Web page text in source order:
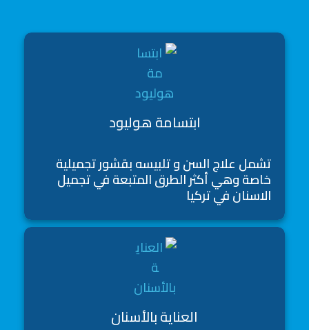
ابتسامة هوليود
تشمل علاج السن و تلبيسه بقشور تجميلية
خاصة وهي أكثر الطرق المتبعة في تجميل
الاسنان في تركيا
العناية بالأسنان